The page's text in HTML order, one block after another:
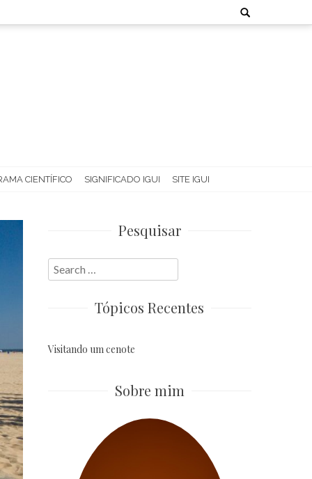
Search
for:
CIENTÍFICO SIGNIFICADO IGUI SITE IGUI
Pesquisar
Search
for:
Tópicos Recentes
Visitando um cenote
Sobre mim